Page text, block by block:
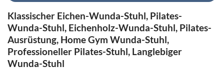
Klassischer Eichen-Wunda-Stuhl, Pilates-
Wunda-Stuhl, Eichenholz-Wunda-Stuhl, Pilates-
Ausrüstung, Home Gym Wunda-Stuhl,
Professioneller Pilates-Stuhl, Langlebiger
Wunda-Stuhl